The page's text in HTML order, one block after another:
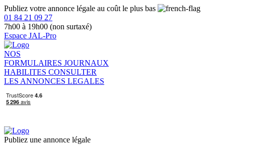
Publiez votre annonce légale au coût le plus bas
01 84 21 09 27
7h00 à 19h00 (non surtaxé)
Espace JAL-Pro
NOS
FORMULAIRES JOURNAUX
HABILITES CONSULTER
LES ANNONCES LEGALES
Publiez une annonce légale